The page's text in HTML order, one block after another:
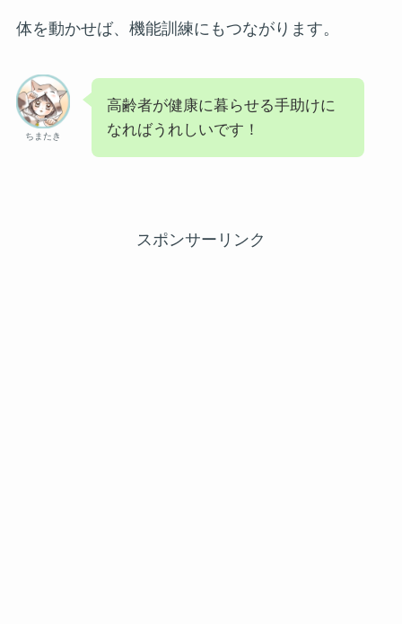
体を動かせば、機能訓練にもつながります。
ちまたき
高齢者が健康に暮らせる手助けに
なればうれしいです！
スポンサーリンク